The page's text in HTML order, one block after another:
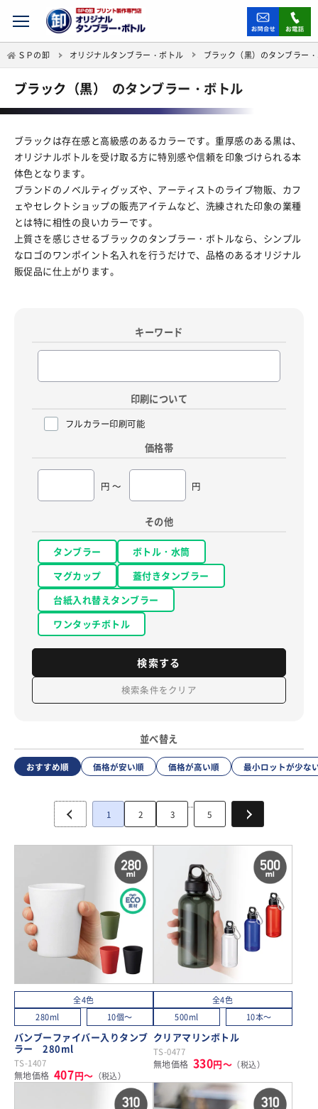
ＳＰの卸 オリジナルタンブラー・ボトル ブラック（黒）のタンブラー
ブラック（黒） のタンブラー・ボトル
ブラックは存在感と高級感のあるカラーです。重厚感のある黒は、
オリジナルボトルを受け取る方に特別感や信頼を印象づけられる本
体色となります。
ブランドのノベルティグッズや、アーティストのライブ物販、カフ
ェやセレクトショップの販売アイテムなど、洗練された印象の業種
とは特に相性の良いカラーです。
上質さを感じさせるブラックのタンブラー・ボトルなら、シンプル
なロゴのワンポイント名入れを行うだけで、品格のあるオリジナル
販促品に仕上がります。
キーワード
印刷について
フルカラー印刷可能
価格帯
円 ～ 円
その他
タンブラー
ボトル・水筒
マグカップ
蓋付きタンブラー
台紙入れ替えタンブラー
ワンタッチボトル
検索条件をクリア
検索する
並べ替え
おすすめ順 価格が安い順 価格が高い順 最小ロットが少な
1 2 3 5
全4色
280ml
10個～
バンブーファイバー入りタンブ
ラー 280ml
TS-1407
無地価格 407円～ （税込）
全4色
500ml
10本～
クリアマリンボトル
TS-0477
無地価格 330円～ （税込）